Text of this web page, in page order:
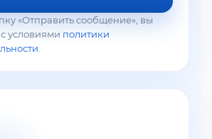
«Отправить сообщение», вы
условиями политики